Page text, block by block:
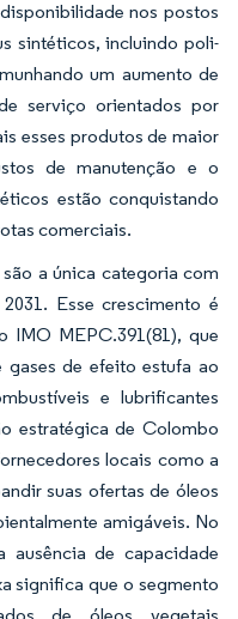
nos postos
sintéticos, incluindo poli-
um aumento de
serviço orientados por
esses produtos de maior
de manutenção e o
estão conquistando
comerciais.
a única categoria com
Esse crescimento é
IMO MEPC.391(81), que
gases de efeito estufa ao
e lubrificantes
estratégica de Colombo
locais como a
suas ofertas de óleos
amigáveis. No
ausência de capacidade
significa que o segmento